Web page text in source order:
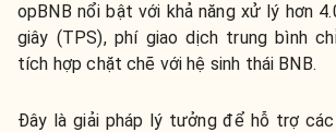
opBNB nổi bật với khả năng xử lý hơn
giây (TPS), phí giao dịch trung bình
tích hợp chặt chẽ với hệ sinh thái BNB.
Đây là giải pháp lý tưởng để hỗ trợ